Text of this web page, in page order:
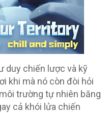
duy chiến lược và kỹ
khi mà nó còn đòi hỏi
trường tự nhiên băng
cả khói lửa chiến